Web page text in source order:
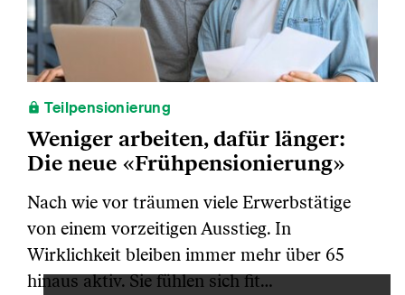
Teilpensionierung
Weniger arbeiten, dafür länger:
Die neue «Frühpensionierung»
Nach wie vor träumen viele Erwerbstätige
von einem vorzeitigen Ausstieg. In
Wirklichkeit bleiben immer mehr über 65
hinaus aktiv. Sie fühlen sich fit…